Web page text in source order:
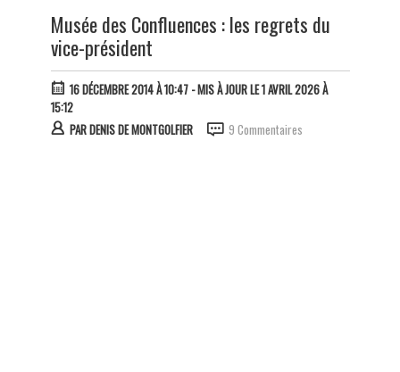
Musée des Confluences : les regrets du
vice-président
16 DÉCEMBRE 2014 À 10:47- MIS À JOUR LE 1 AVRIL 2026 À
15:12
PARDENIS DE MONTGOLFIER 9 Commentaires